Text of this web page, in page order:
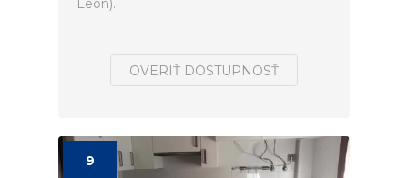
Leon).
OVERIŤ DOSTUPNOSŤ
9